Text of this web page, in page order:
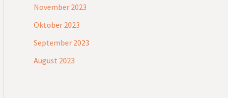
November 2023
Oktober 2023
September 2023
August 2023